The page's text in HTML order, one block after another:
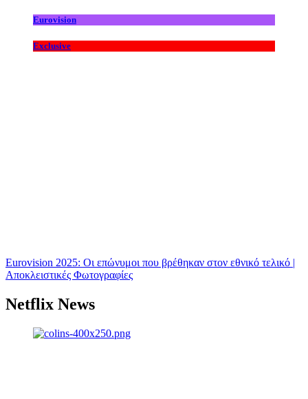
Eurovision
Exclusive
Eurovision 2025: Οι επώνυμοι που βρέθηκαν στον εθνικό τελικό |
Αποκλειστικές Φωτογραφίες
Netflix News